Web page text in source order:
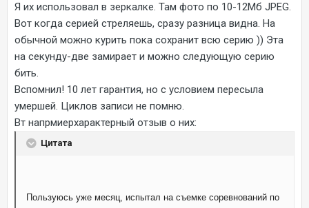
Я их использовал в зеркалке. Там фото по 10-12Мб JPEG.
Вот когда серией стреляешь, сразу разница видна. На
обычной можно курить пока сохранит всю серию )) Эта
на секунду-две замирает и можно следующую серию
бить.
Вспомнил! 10 лет гарантия, но с условием пересыла
умершей. Циклов записи не помню.
Вт напрмиерхарактерный отзыв о них:
Цитата
Пользуюсь уже месяц, испытал на съемке соревнований по